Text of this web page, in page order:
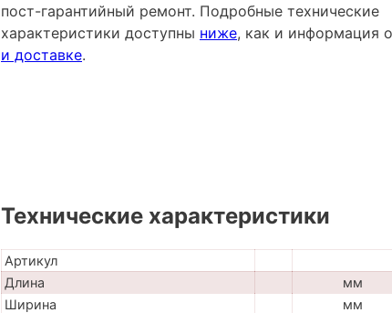
пост-гарантийный ремонт. Подробные технические
характеристики доступны ниже, как и информация
и доставке.
Технические характеристики
Артикул
Длина
мм
Ширина
мм